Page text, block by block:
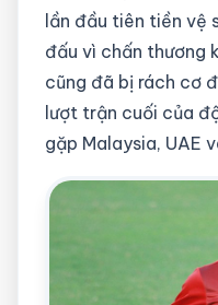
lần đầu tiên tiền vệ
đấu vì chấn thương
cũng đã bị rách cơ
lượt trận cuối của
gặp Malaysia, UAE